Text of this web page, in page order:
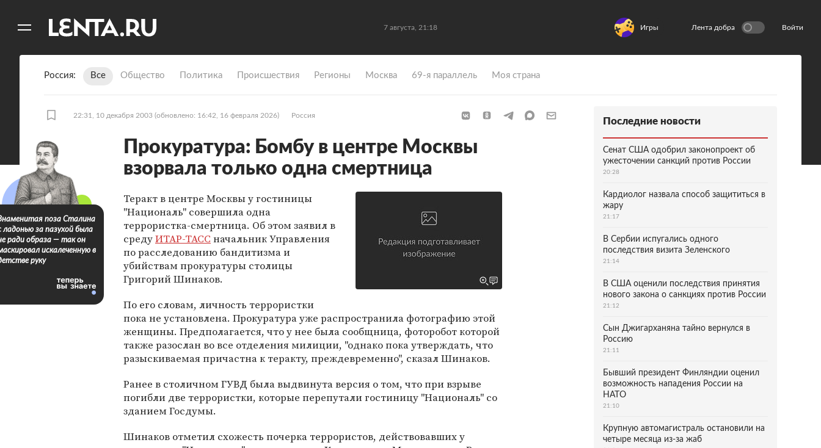
7 августа, 21:18 Игры Лента добра Войти
Россия Все Общество Политика Происшествия Регионы Москва 69-я параллель Моя страна
22:31, 10 декабря 2003 (обновлено: 16:42, 16 февраля 2026) Россия
Прокуратура: Бомбу в центре Москвы
взорвала только одна смертница
Теракт в центре Москвы у гостиницы
"Националь" совершила одна
террористка-смертница. Об этом заявил в
средуИТАР-ТАСС начальник Управления
по расследованию бандитизма и
убийствам прокуратуры столицы
Григорий Шинаков.
По его словам, личность террористки
пока не установлена. Прокуратура уже распространила фотографию этой
женщины. Предполагается, что у нее была сообщница, фоторобот которой
также разослан во все отделения милиции, "однако пока утверждать, что
разыскиваемая причастна к теракту, преждевременно", сказал Шинаков.
Ранее в столичном ГУВД была выдвинута версия о том, что при взрыве
погибли две террористки, которые перепутали гостиницу "Националь" со
зданием Госдумы.
Шинаков отметил схожесть почерка террористов, действовавших у
поза Сталина
ладонью за пазухой была
ради образа — так он
искалеченную в
руку
Последние новости
Сенат США одобрил законопроект об
ужесточении санкций против России
20:28
Кардиолог назвала способ защититься в
жару
21:17
В Сербии испугались одного
последствия визита Зеленского
21:14
В США оценили последствия принятия
нового закона о санкциях против России
21:12
Сын Джигарханяна тайно вернулся в
Россию
21:11
Бывший президент Финляндии оценил
возможность нападения России на
НАТО
21:10
Крупную автомагистраль остановили на
четыре месяца из-за жаб